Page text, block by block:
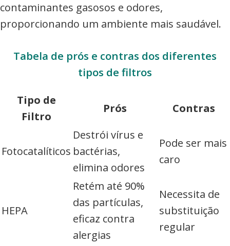
contaminantes gasosos e odores,
proporcionando um ambiente mais saudável.
Tabela de prós e contras dos diferentes
tipos de filtros
Tipo de
Filtro
Prós Contras
Fotocatalíticos
Destrói vírus e
bactérias,
elimina odores
Pode ser mais
caro
HEPA
Retém até 90%
das partículas,
eficaz contra
alergias
Necessita de
substituição
regular